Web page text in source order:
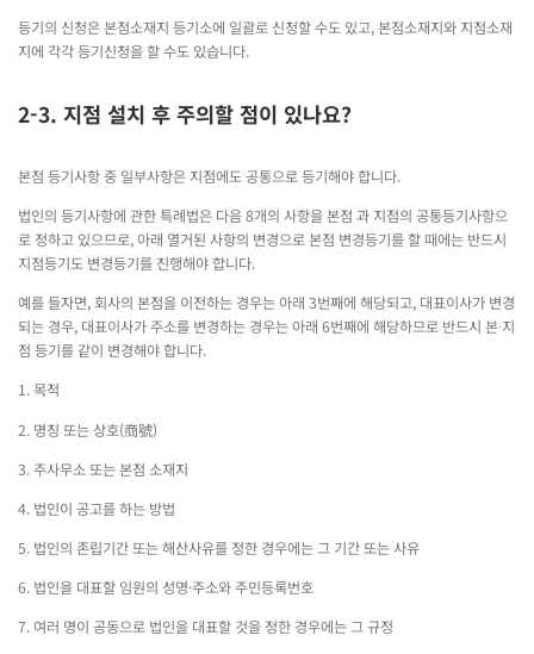
등기의 신청은 본점소재지 등기소에 일괄로 신청할 수도 있고, 본점소재지와 지점소재
지에 각각 등기신청을 할 수도 있습니다.
2-3. 지점 설치 후 주의할 점이 있나요?
본점 등기사항 중 일부사항은 지점에도 공통으로 등기해야 합니다.
법인의 등기사항에 관한 특례법은 다음 8개의 사항을 본점 과 지점의 공통등기사항으
로 정하고 있으므로, 아래 열거된 사항의 변경으로 본점 변경등기를 할 때에는 반드시
지점등기도 변경등기를 진행해야 합니다.
예를 들자면, 회사의 본점을 이전하는 경우는 아래 3번째에 해당되고, 대표이사가 변경
되는 경우, 대표이사가 주소를 변경하는 경우는 아래 6번째에 해당하므로 반드시 본∙지
점 등기를 같이 변경해야 합니다.
1. 목적
2. 명칭 또는 상호(商號)
3. 주사무소 또는 본점 소재지
4. 법인이 공고를 하는 방법
5. 법인의 존립기간 또는 해산사유를 정한 경우에는 그 기간 또는 사유
6. 법인을 대표할 임원의 성명·주소와 주민등록번호
7. 여러 명이 공동으로 법인을 대표할 것을 정한 경우에는 그 규정